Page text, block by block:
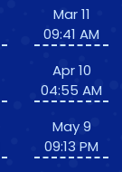
Mar 11
09:41 AM
Apr 10
04:55 AM
May 9
09:13 PM